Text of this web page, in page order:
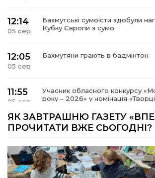
12:14
05 сер
Бахмутські сумоїсти здобули
Кубку Європи з сумо
12:05
05 сер
Бахмутяни грають в бадмінтон
11:55
05 сер
Учасник обласного конкурсу
року – 2026» у номінація
15:18
Мобільні клініки надали
09:27
ВПО можуть не платити за
комунальних послуг: про що
ЯК ЗАВТРАШНЮ ГАЗЕТУ
ПРОЧИТАТИ ВЖЕ СЬОГОДНІ?